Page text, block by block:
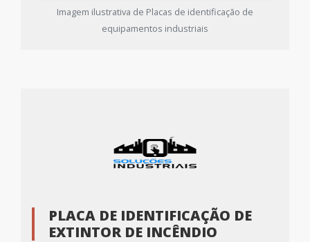
Imagem ilustrativa de Placas de identificação de
equipamentos industriais
PLACA DE IDENTIFICAÇÃO DE
EXTINTOR DE INCÊNDIO